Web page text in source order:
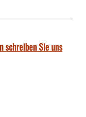
schreiben Sie uns